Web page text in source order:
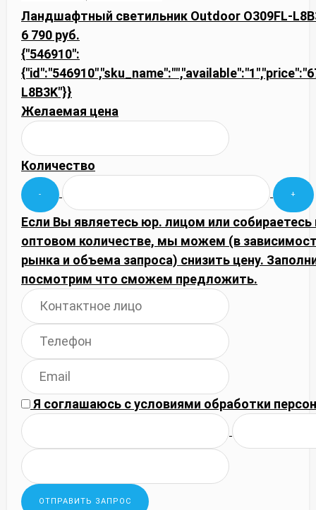
Ландшафтный светильник Outdoor O309FL-
6 790 руб.
{"546910":
L8B3K"}}
Желаемая цена
Количество
Если Вы являетесь юр. лицом или собираетесь
оптовом количестве, мы можем (в
рынка и объема запроса) снизить цену.
посмотрим что сможем предложить.
Я соглашаюсь сусловиями обработки